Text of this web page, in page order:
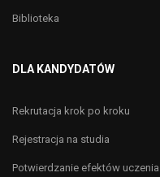
Biblioteka
DLA KANDYDATÓW
Rekrutacja krok po kroku
Rejestracja na studia
Potwierdzanie efektów